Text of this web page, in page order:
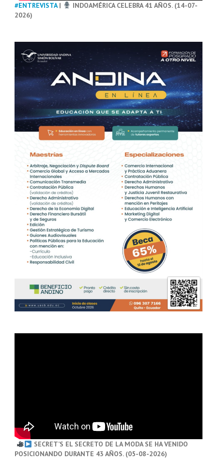
#ENTREVISTA|
INDOAMÉRICA CELEBRA 41 AÑOS. (14-07-
2026)
SECRET’S EL SECRETO DE LA MODA SE HA VENIDO
POSICIONANDO DURANTE 43 AÑOS. (05-08-2026)